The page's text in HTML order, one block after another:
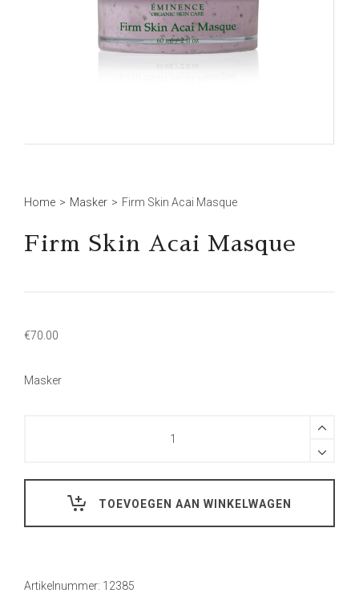
Home > Masker > Firm Skin Acai Masque
Firm Skin Acai Masque
€70.00
Masker
TOEVOEGEN AAN WINKELWAGEN
Artikelnummer: 12385